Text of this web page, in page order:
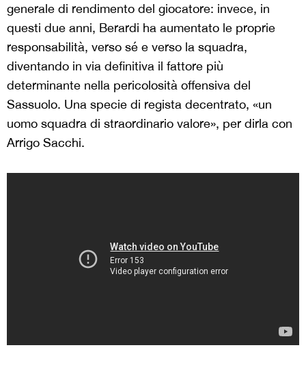
generale di rendimento del giocatore: invece, in
questi due anni, Berardi ha aumentato le proprie
responsabilità, verso sé e verso la squadra,
diventando in via definitiva il fattore più
determinante nella pericolosità offensiva del
Sassuolo. Una specie di regista decentrato, «un
uomo squadra di straordinario valore», per dirla con
Arrigo Sacchi.